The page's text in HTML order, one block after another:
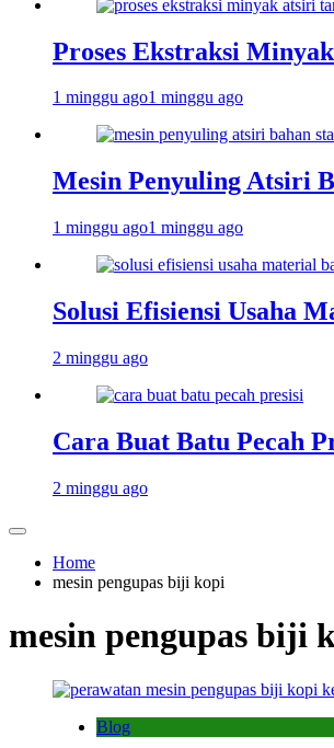
Proses Ekstraksi
1 minggu ago1 minggu ago
Mesin Penyuling Atsiri
1 minggu ago1 minggu ago
Solusi Efisiensi Usaha
2 minggu ago
Cara Buat Batu Pecah
2 minggu ago
Home
mesin pengupas biji kopi
mesin pengupas biji
Blog